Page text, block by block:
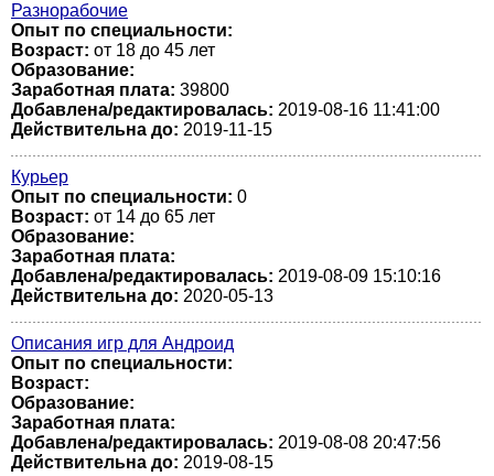
Разнорабочие
Опыт по специальности:
Возраст: от 18 до 45 лет
Образование:
Заработная плата: 39800
Добавлена/редактировалась: 2019-08-16 11:41:00
Действительна до: 2019-11-15
Курьер
Опыт по специальности: 0
Возраст: от 14 до 65 лет
Образование:
Заработная плата:
Добавлена/редактировалась: 2019-08-09 15:10:16
Действительна до: 2020-05-13
Описания игр для Андроид
Опыт по специальности:
Возраст:
Образование:
Заработная плата:
Добавлена/редактировалась: 2019-08-08 20:47:56
Действительна до: 2019-08-15